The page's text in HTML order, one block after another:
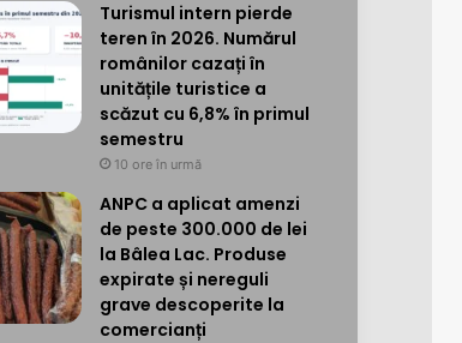
Turismul intern pierde
teren în 2026. Numărul
românilor cazați în
unitățile turistice a
scăzut cu 6,8% în primul
semestru
10 ore în urmă
ANPC a aplicat amenzi
de peste 300.000 de lei
la Bâlea Lac. Produse
expirate și nereguli
grave descoperite la
comercianți